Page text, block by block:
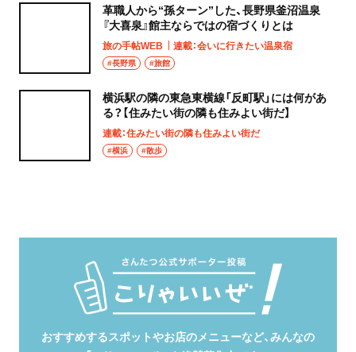
革職人から“孫ターン”した、長野県釜沼温泉
『大喜泉』館主ならではの宿づくりとは
旅の手帖WEB 連載：会いに行きたい温泉宿
#長野県 #旅館
横浜駅の隣の東急東横線「反町駅」には何があ
る？【住みたい街の隣も住みよい街だ】
連載：住みたい街の隣も住みよい街だ
#横浜 #散歩
おすすめするスポットやお店のメニューなど、みんなの